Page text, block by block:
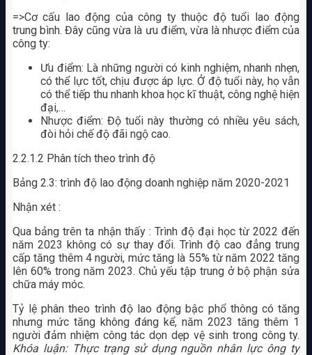
=>Cơ cấu lao động của công ty thuộc độ tuổi lao động
trung bình. Đây cũng vừa là ưu điểm, vừa là nhược điểm của
công ty:
Ưu điểm: Là những người có kinh nghiệm, nhanh nhẹn,
có thể lực tốt, chịu được áp lực. Ở độ tuổi này, họ vẫn
có thể tiếp thu nhanh khoa học kĩ thuật, công nghệ hiện
đại,…
Nhược điểm: Độ tuổi này thường có nhiều yêu sách,
đòi hỏi chế độ đãi ngộ cao.
2.2.1.2 Phân tích theo trình độ
Bảng 2.3: trình độ lao động doanh nghiệp năm 2020-2021
Nhận xét :
Qua bảng trên ta nhận thấy : Trình độ đại học từ 2022 đến
năm 2023 không có sự thay đổi. Trình độ cao đẳng trung
cấp tăng thêm 4 người, mức tăng là 55% từ năm 2022 tăng
lên 60% trong năm 2023. Chủ yếu tập trung ở bộ phận sửa
chữa máy móc.
Tỷ lệ phân theo trình độ lao động bậc phổ thông có tăng
nhưng mức tăng không đáng kể, năm 2023 tăng thêm 1
người đảm nhiệm công tác dọn dẹp vệ sinh trong công ty.
Khóa luận: Thực trạng sử dụng nguồn nhân lực ông ty